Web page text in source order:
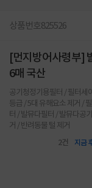
상품번호825526
[먼지방어사령부]
6매 국산
공기청정기용필터 / 필터세
등급 / 5대 유해요소 제거 /
터 / 발뮤다필터 / 발뮤다공
거 / 반려동물 털 제거
2건 지금